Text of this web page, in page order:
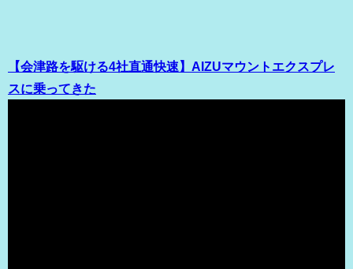
【会津路を駆ける4社直通快速】AIZUマウントエクスプレ
スに乗ってきた